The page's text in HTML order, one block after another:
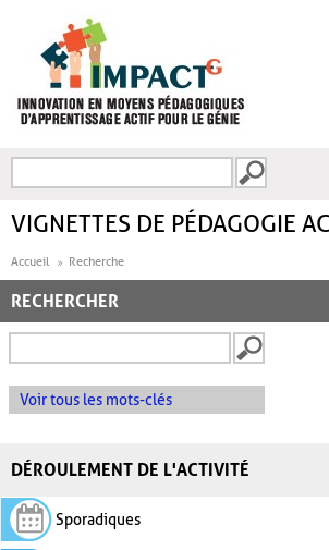
FORMULAIRE DE
VIGNETTES DE PÉDAGOGIE
Accueil Recherche
RECHERCHER
Voir tous les mots-clés
DÉROULEMENT DE L'ACTIVITÉ
Sporadiques